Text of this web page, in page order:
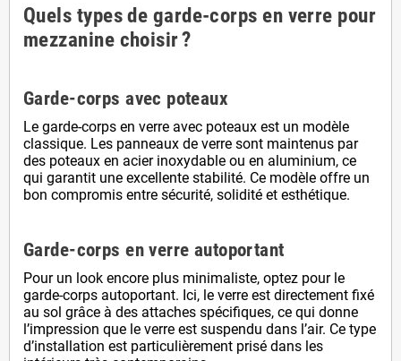
Quels types de garde-corps en verre pour
mezzanine choisir ?
Garde-corps avec poteaux
Le garde-corps en verre avec poteaux est un modèle
classique. Les panneaux de verre sont maintenus par
des poteaux en acier inoxydable ou en aluminium, ce
qui garantit une excellente stabilité. Ce modèle offre un
bon compromis entre sécurité, solidité et esthétique.
Garde-corps en verre autoportant
Pour un look encore plus minimaliste, optez pour le
garde-corps autoportant. Ici, le verre est directement fixé
au sol grâce à des attaches spécifiques, ce qui donne
l’impression que le verre est suspendu dans l’air. Ce type
d’installation est particulièrement prisé dans les